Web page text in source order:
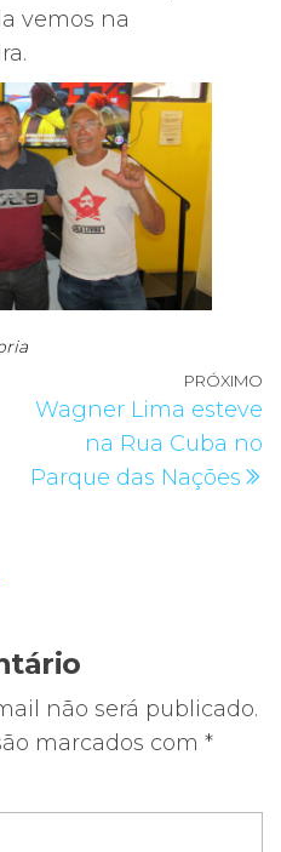
vemos na
PRÓXIMO
Wagner Lima esteve
na Rua Cuba no
Parque das Nações
não será publicado.
marcados com *